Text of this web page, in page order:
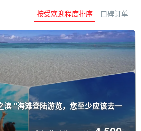
按受欢迎程度排序 口碑订单
滨 "海滩登陆游览，您至少应该去一